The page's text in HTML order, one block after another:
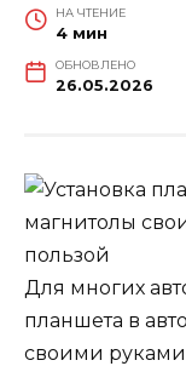
НА ЧТЕНИЕ
4 мин
ОБНОВЛЕНО
26.05.2026
Для многих
планшета в
своими руками